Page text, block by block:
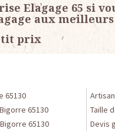
Elagage 65 si
aux
prix
65130
65130
65130
Taille
Devis